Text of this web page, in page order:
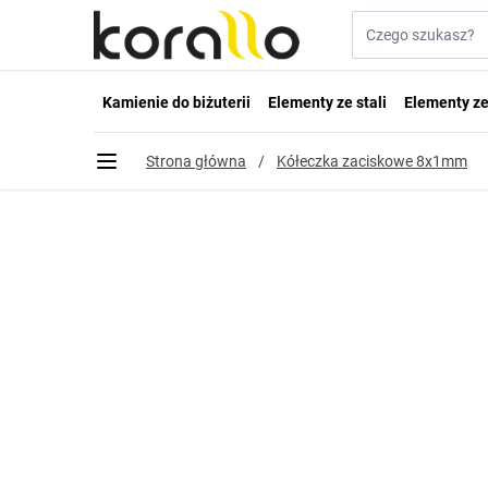
Przejdź do treści
Kamienie do biżuterii Elementy ze stali Elementy
Strona główna / Kółeczka zaciskowe 8x1mm